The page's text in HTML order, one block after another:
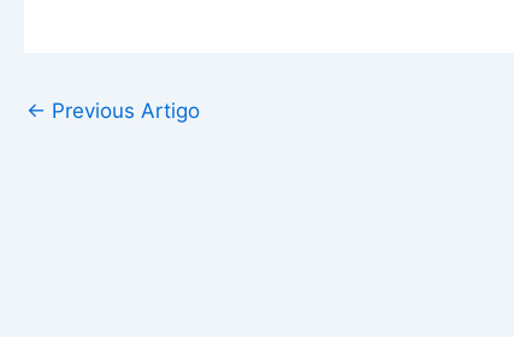
← Previous Artigo